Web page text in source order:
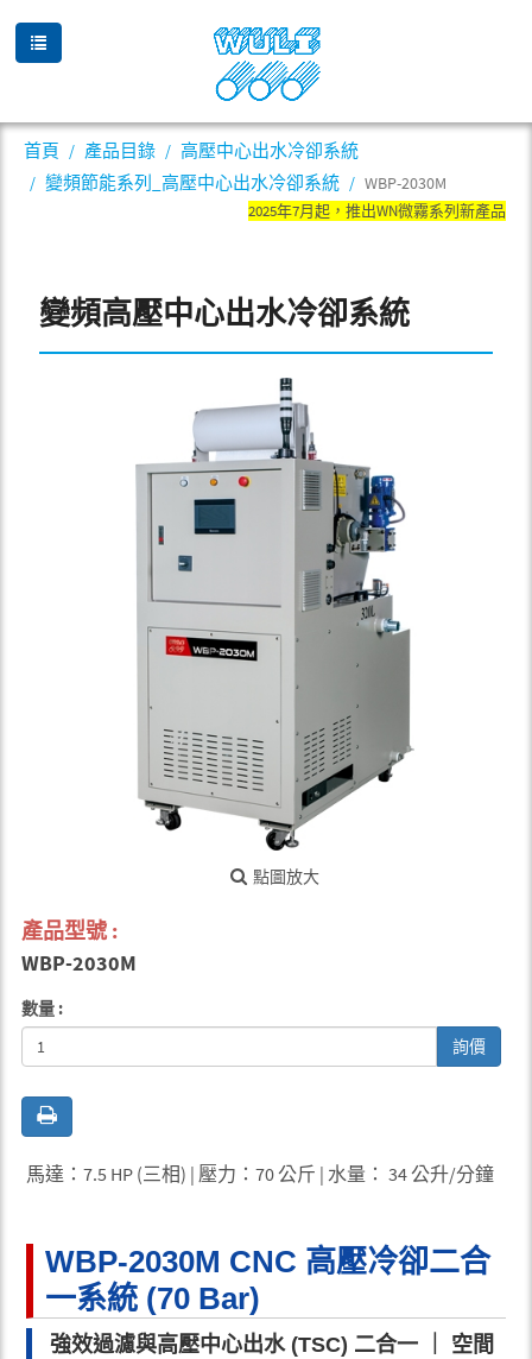
首頁 產品目錄
高壓中心出水冷卻系統
變頻節能系列_高壓中心出水冷卻系統
WBP-2030M
2025年7月起，推出WN微霧系列新產品，
變頻高壓中心出水冷卻系統
點圖放大
產品型號 :
WBP-2030M
數量 :
詢價
馬達：7.5 HP (三相) | 壓力：70 公斤 | 水量： 34 公升/分鐘
WBP-2030M CNC 高壓冷卻二合
一系統 (70 Bar)
強效過濾與高壓中心出水 (TSC) 二合一 ｜ 空間